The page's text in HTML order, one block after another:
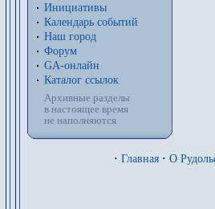
Инициативы
Календарь событий
Наш город
Форум
GA-онлайн
Каталог ссылок
Архивные разделы
в настоящее время
не наполняются
· Главная · О